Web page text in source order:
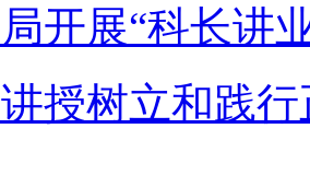
开展“科长讲
授树立和践